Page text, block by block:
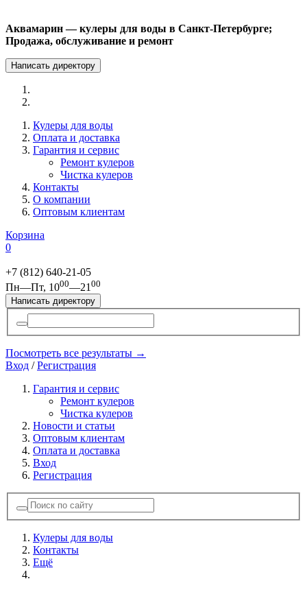
Аквамарин — кулеры для воды в Санкт-Петербурге;
Продажа, обслуживание и ремонт
Написать директору
Кулеры для воды
Оплата и доставка
Гарантия и сервис
Ремонт кулеров
Чистка кулеров
Контакты
О компании
Оптовым клиентам
Корзина
0
+7 (812) 640-21-05
Пн—Пт, 1000—21 00
Написать директору
Посмотреть все результаты →
Вход /Регистрация
Гарантия и сервис
Ремонт кулеров
Чистка кулеров
Новости и статьи
Оптовым клиентам
Оплата и доставка
Вход
Регистрация
Кулеры для воды
Контакты
Ещё